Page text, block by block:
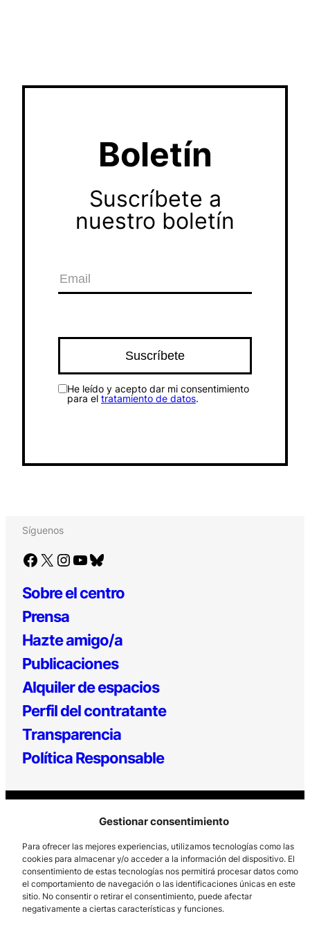
Gestionar consentimiento
Para ofrecer las mejores experiencias, utilizamos tecnologías como las
cookies para almacenar y/o acceder a la información del dispositivo. El
consentimiento de estas tecnologías nos permitirá procesar datos como
el comportamiento de navegación o las identificaciones únicas en este
sitio. No consentir o retirar el consentimiento, puede afectar
negativamente a ciertas características y funciones.
Boletín
Suscríbete a
nuestro boletín
He leído y acepto dar mi consentimiento
para el tratamiento de datos.
Síguenos
Facebook X Instagram YouTube Bluesky
Sobre el centro
Prensa
Hazte amigo/a
Publicaciones
Alquiler de espacios
Perfil del contratante
Transparencia
Política Responsable
Los Prados, 121 – 33203 Gijón
985 185 577 – info@laboralcentrodearte.org